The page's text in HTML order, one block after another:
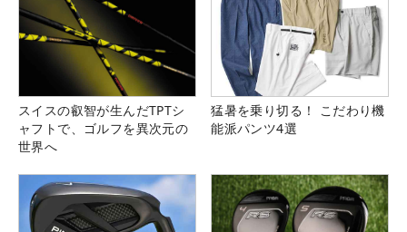
スイスの叡智が生んだTPTシ
ャフトで、ゴルフを異次元の
世界へ
猛暑を乗り切る！ こだわり機
能派パンツ4選